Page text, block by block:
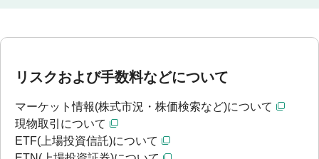
リスクおよび手数料などについて
マーケット情報(株式市況・株価検索など)について
現物取引について
ETF(上場投資信託)について